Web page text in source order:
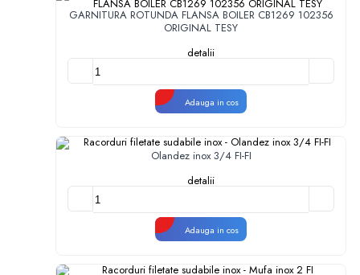
GARNITURA ROTUNDA FLANSA BOILER CB1269 102356
ORIGINAL TESY
detalii
Adauga in cos
Olandez inox 3/4 FI-FI
detalii
Adauga in cos